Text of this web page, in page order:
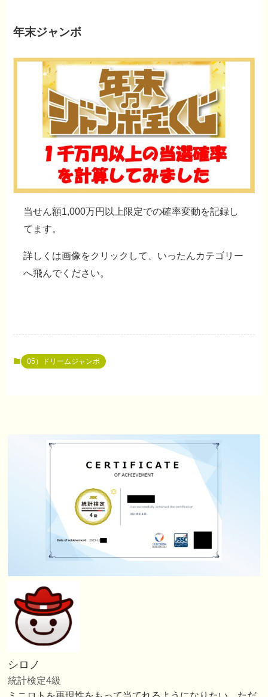
年末ジャンボ
当せん額1,000万円以上限定での確率変動を記録し
てます。
詳しくは画像をクリック して、いったんカテゴリー
へ飛んでください。
05）ドリームジャンボ
シロノ
統計検定4級